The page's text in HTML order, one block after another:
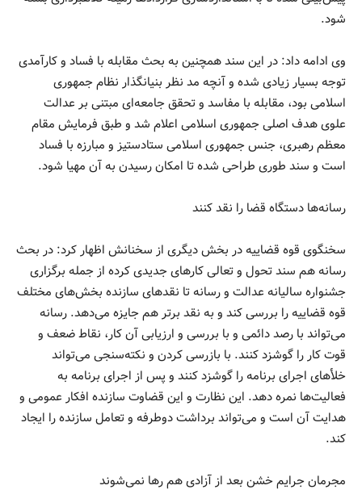
شود.
وی ادامه داد: در این‌ سند همچنین به بحث مقابله با فساد و کارآمدی
توجه بسیار زیادی شده و آنچه مد نظر بنیانگذار نظام جمهوری
اسلامی بود، مقابله با مفاسد و تحقق جامعه‌ای مبتنی بر عدالت
علوی هدف اصلی جمهوری اسلامی اعلام شد و طبق فرمایش مقام
معظم رهبری، جنس جمهوری اسلامی ستادستیز و مبارزه با فساد
است و سند طوری طراحی شده تا امکان رسیدن به آن مهیا شود.
رسانه‌ها دستگاه قضا را نقد کنند
سخنگوی قوه قضاییه در بخش دیگری از سخنانش اظهار کرد: در بحث
رسانه هم سند تحول و تعالی کارهای جدیدی کرده از جمله برگزاری
جشنواره سالیانه عدالت و رسانه تا نقدهای سازنده بخش‌های مختلف
قوه قضاییه را بررسی کند و به نقد برتر هم جایزه می‌دهد. رسانه
می‌تواند با رصد دائمی و با بررسی و ارزیابی آن کار، نقاط ضعف و
قوت کار را گوشزد کنند. با بازرسی کردن و نکته‌سنجی می‌تواند
خلأهای اجرای برنامه را گوشزد کنند و پس از اجرای برنامه به
فعالیت‌ها نمره دهد. این نظارت و این قضاوت سازنده افکار عمومی و
هدایت آن است و می‌تواند برداشت دوطرفه و تعامل سازنده را ایجاد
کند.
مجرمان جرایم خشن بعد از آزادی هم‌ رها نمی‌شوند